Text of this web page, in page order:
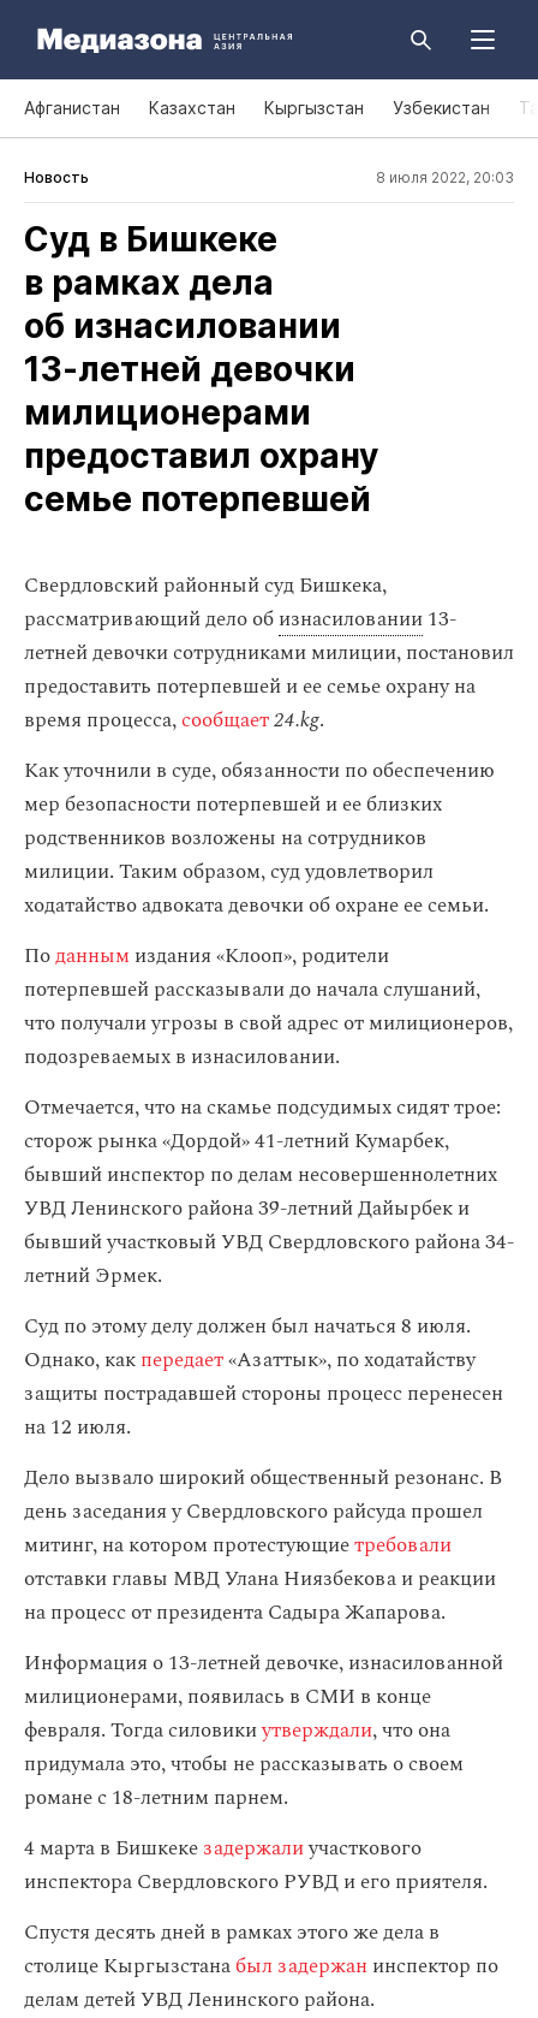
Афганистан Казахстан Кыргызстан Узбекистан
Новость 8 июля 2022, 20:03
Суд в Бишкеке
в рамках дела
об изнасиловании
13‑летней девочки
милиционерами
предоставил охрану
семье потерпевшей
Свердловский районный суд Бишкека,
рассматривающий дело обизнасиловании13-
летней девочки сотрудниками милиции, постановил
предоставить потерпевшей и ее семье охрану на
время процесса,сообщает24.kg.
Как уточнили в суде, обязанности по обеспечению
мер безопасности потерпевшей и ее близких
родственников возложены на сотрудников
милиции. Таким образом, суд удовлетворил
ходатайство адвоката девочки об охране ее семьи.
Поданным издания «Клооп», родители
потерпевшей рассказывали до начала слушаний,
что получали угрозы в свой адрес от милиционеров,
подозреваемых в изнасиловании.
Отмечается, что на скамье подсудимых сидят трое:
сторож рынка «Дордой» 41-летний Кумарбек,
бывший инспектор по делам несовершеннолетних
УВД Ленинского района 39-летний Дайырбек и
бывший участковый УВД Свердловского района 34-
летний Эрмек.
Суд по этому делу должен был начаться 8 июля.
Однако, какпередает«Азаттык», по ходатайству
защиты пострадавшей стороны процесс перенесен
на 12 июля.
Дело вызвало широкий общественный резонанс. В
день заседания у Свердловского райсуда прошел
митинг, на котором протестующиетребовали
отставки главы МВД Улана Ниязбекова и реакции
на процесс от президента Садыра Жапарова.
Информация о 13-летней девочке, изнасилованной
милиционерами, появилась в СМИ в конце
февраля. Тогда силовикиутверждали, что она
придумала это, чтобы не рассказывать о своем
романе с 18-летним парнем.
4 марта в Бишкекезадержалиучасткового
инспектора Свердловского РУВД и его приятеля.
Спустя десять дней в рамках этого же дела в
столице Кыргызстанабыл задержан инспектор по
делам детей УВД Ленинского района.